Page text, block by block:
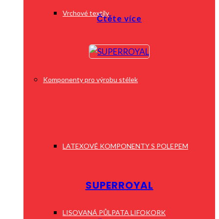
Vrchové textily
Komponenty pro výrobu stélek
LATEXOVÉ KOMPONENTY S POLEPEM
LISOVANÁ PŮLPATA LIFOKORK
Čtěte více
SUPERROYAL